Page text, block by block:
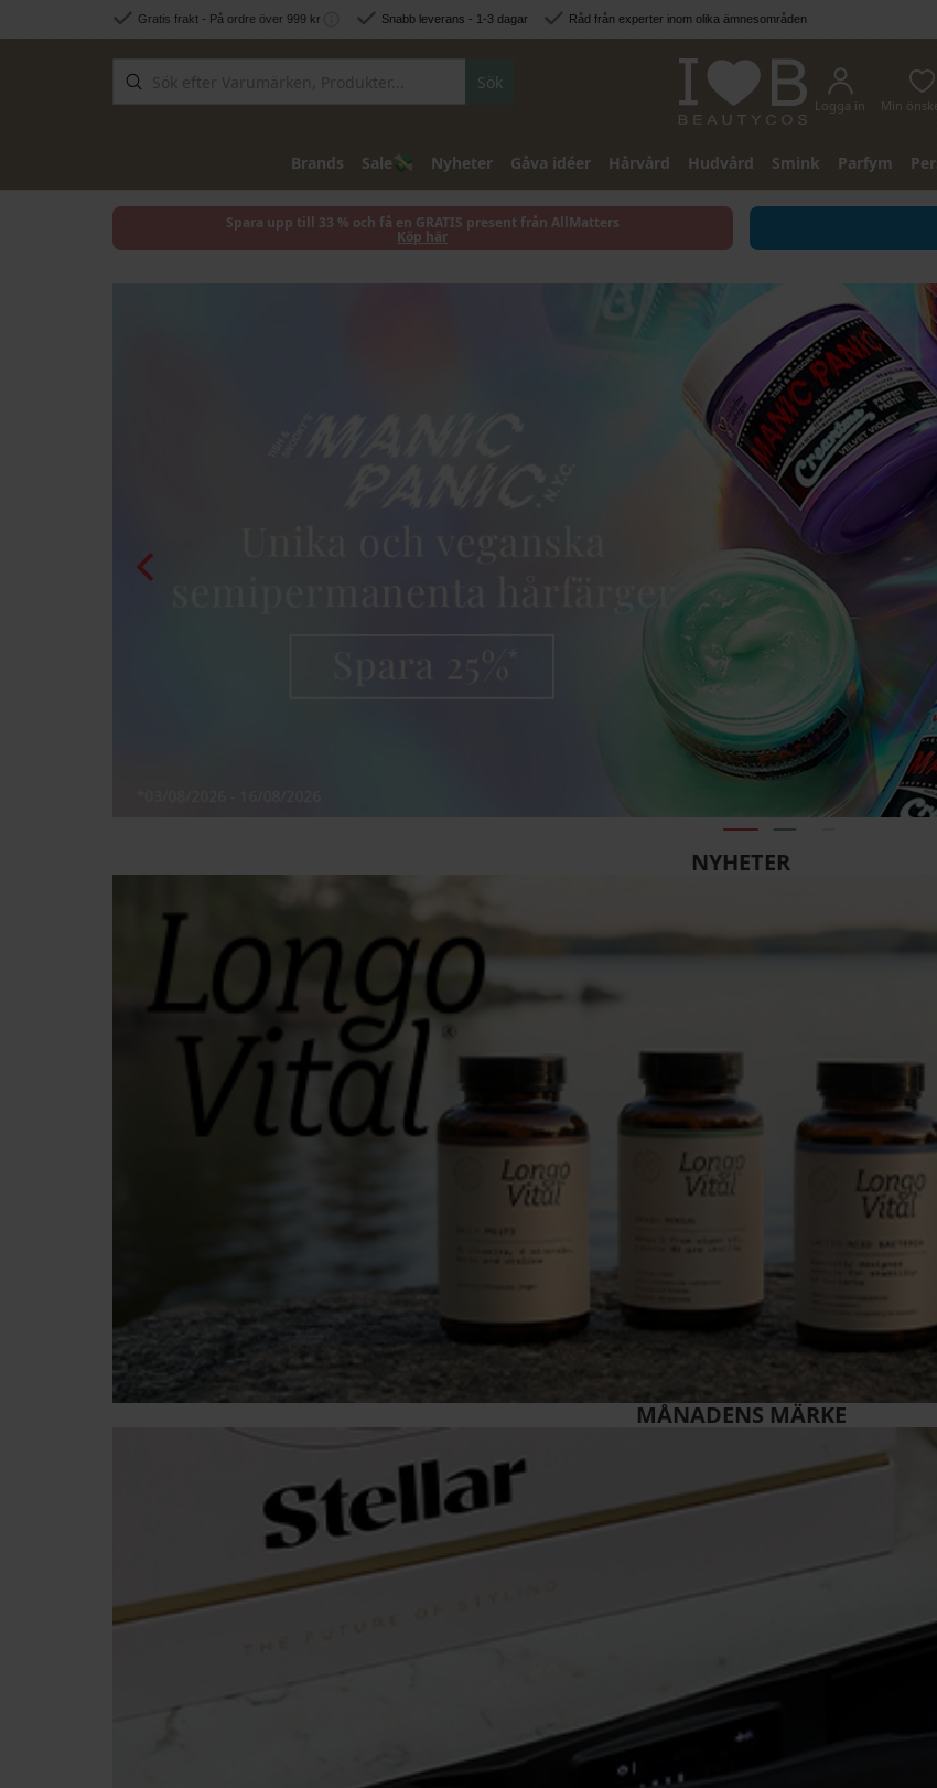
Hoppa till innehålletGratis frakt - På ordre över 999 kr Snabb leverans - 1-3 dagar Råd från experter inom olika ämnesområden
Sök
Logga in Min
Brands Sale💸 Nyheter Gåva idéer Hårvård Hudvård Smink Parfym
Spara upp till 33 % och få en GRATIS present från AllMatters
Köp här
NYHETER
MÅNADENS MÄRKE